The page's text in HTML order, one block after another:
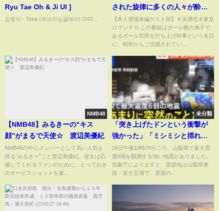
Ryu Tae Oh & Ji UI ]
갑동이 - Time (에브리싱글데이) OST...
された旋律に多くの人々が酔い
しれた。ムード歌謡コーラス最
後の遺伝子を引き継ぐ男。ご本
人登場！平成女子の反応も必
【本人登場本編ゲスト回】＃浜博也＃東京
ロマンチカ この番組はポール牧の弟子で
あるポール宮田を打ち上げ幹事という名目
に、昭和からご活躍されてい...
NMB48
【NMB48】みるきーの“キス
顔”がまるで天使☆ 渡辺美優紀
NMB48の中心メンバーとして高い人気を
誇る“みるきー”こと渡辺美優紀。彼女は応
援してくれるファンのために、とっておき
のサービスショットを披...
未分類
「突き上げたドンという衝撃が
強かった」「ミシミシと揺れる
ような音が」【山梨県・富士河
口湖町で震度6弱の地震】｜TBS
NEWS DIG
26日午後10時29分ごろ、山梨県で最大震
度6弱を観測する強い地震がありました。
気象庁によりますと、震源地は山梨県東
部・富士五湖で、震源の...